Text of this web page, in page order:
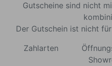
Gutscheine sind nicht
Der Gutschein ist nicht
Zahlarten